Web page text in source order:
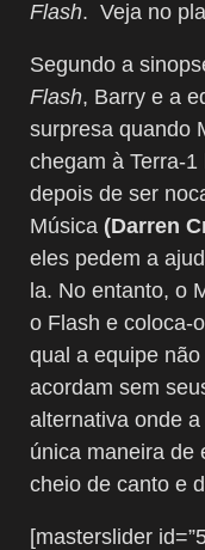
Flash. Veja no
Segundo a
Flash, Barry e a
surpresa quando
chegam à Terra-1
depois de ser
Música (Darren
eles pedem a
la. No entanto, o
o Flash e coloca-
qual a equipe
acordam sem
alternativa onde
única maneira de
cheio de canto e
[masterslider